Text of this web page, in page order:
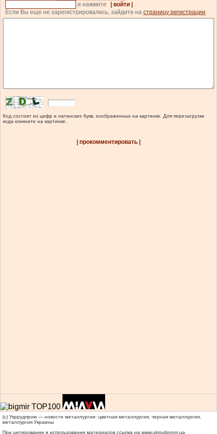
и нажмите
| войти |
.
Если Вы еще не зарегистрировались, зайдите на страницу регистрации.
Код состоит из цифр и латинских букв, изображенных на картинке. Для перезагрузки
кода кликните на картинке.
| прокомментировать |
(c) Укррудпром — новости металлургии: цветная металлургия, черная металлургия,
металлургия Украины
При цитировании и использовании материалов ссылка на www.ukrrudprom.ua